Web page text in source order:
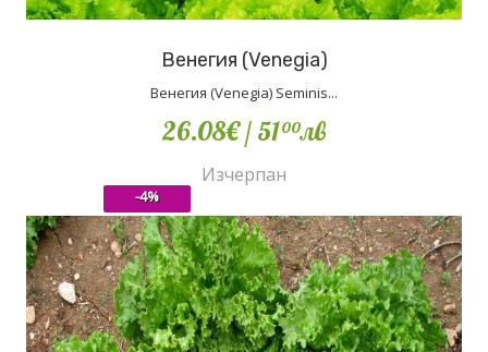
Венегия (Venegia)
Венегия (Venegia) Seminis...
26.08€/ 5100лв
Изчерпан
-4%